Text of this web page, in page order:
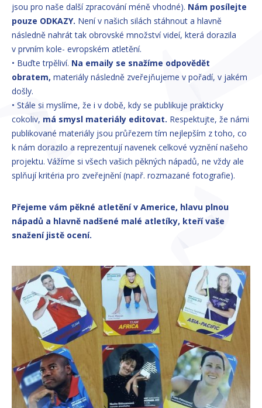
jsou pro naše další zpracování méně vhodné). Nám posílejte
pouze ODKAZY. Není v našich silách stáhnout a hlavně
následně nahrát tak obrovské množství videí, která dorazila
v prvním kole- evropském atletění.
• Buďte trpěliví. Na emaily se snažíme odpovědět
obratem, materiály následně zveřejňujeme v pořadí, v jakém
došly.
• Stále si myslíme, že i v době, kdy se publikuje prakticky
cokoliv, má smysl materiály editovat. Respektujte, že námi
publikované materiály jsou průřezem tím nejlepším z toho, co
k nám dorazilo a reprezentují navenek celkové vyznění našeho
projektu. Vážíme si všech vašich pěkných nápadů, ne vždy ale
splňují kritéria pro zveřejnění (např. rozmazané fotografie).
Přejeme vám pěkné atletění v Americe, hlavu plnou
nápadů a hlavně nadšené malé atletíky, kteří vaše
snažení jistě ocení.